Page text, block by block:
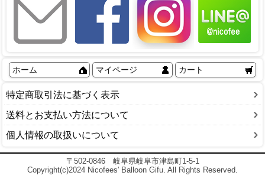
ホーム マイページ カート
特定商取引法に基づく表示
送料とお支払い方法について
個人情報の取扱いについて
〒502-0846 岐阜県岐阜市津島町1-5-1
Copyright(c)2024 Nicofees' Balloon Gifu. All Rights Reserved.